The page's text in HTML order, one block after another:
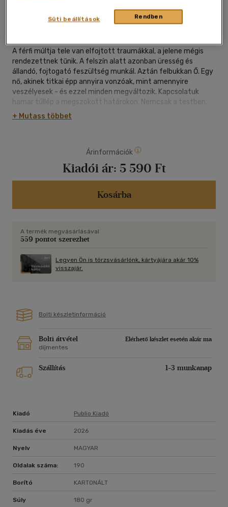
A férfi múltja tele van elfojtott traumákkal, a jelene mégis
rendezettnek tűnik. A felszín alatt azonban üresség és
állandó, fojtogató feszültség munkál. Aztán felbukkan Ő. Egy
nő, akinek titkai épp annyira vonzóak, mint amennyire
veszélyesek - és ezzel minden megváltozik. Kapcsolatuk
hamar túllép a megszokott határokon. Nemcsak a testben,
hanem a lélek legmélyebb rétegeiben is. Egyre merészebb
megbízások, erkölcsi szakadékok és sötét szolgáltatások
pszichológiai. A férfi egyszerre akar menekülni és
kapaszkodni. A vágy összemosódik a félelemmel, a szerelem
a függőséggel, az intimitás a bűnnel. Egy ponton túl pedig
már nem az a kérdés, meddig hajlandó elmenni a nőért -
hanem hogy maradt-e még bármi önmagából. Ez a regény
+ Mutass többet
Árinformációk
Kiadói ár: 5 590 Ft
Kosárba
A termék megvásárlásával
559 pontot szerezhet
Legyen Ön is törzsvásárlónk, kártyájára akár 10%
visszajár.
Bolti készletinformáció
Bolti átvétel
Elérhető készlet esetén akár ma
díjmentes
Szállítás 1-3 munkanap
Kiadó Publio Kiadó
Kiadás éve 2026
Nyelv MAGYAR
Oldalak száma: 190
Borító KARTONÁLT
Súly 180 gr
Rendben
Süti beállítások